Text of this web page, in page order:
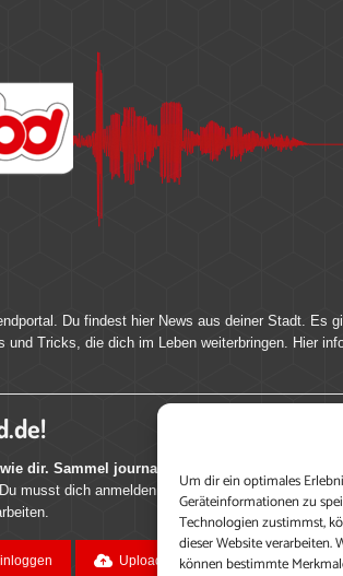
Um dir ein optimales
Geräteinformationen zu
Technologien zustimmst,
dieser Website
können bestimmte
Du findest hier News aus deiner Stadt. Es
und Tricks, die dich im Leben weiterbringen. Hier
dir. Sammel journalistische Erfahrung, teile
Du musst dich anmelden, um alle Funktionen nutzen
Upload ohne Login